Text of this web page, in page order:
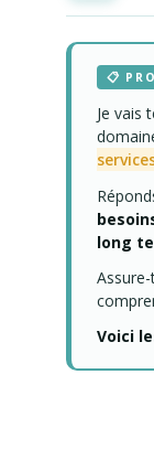
📋
Je vais
long
Voici